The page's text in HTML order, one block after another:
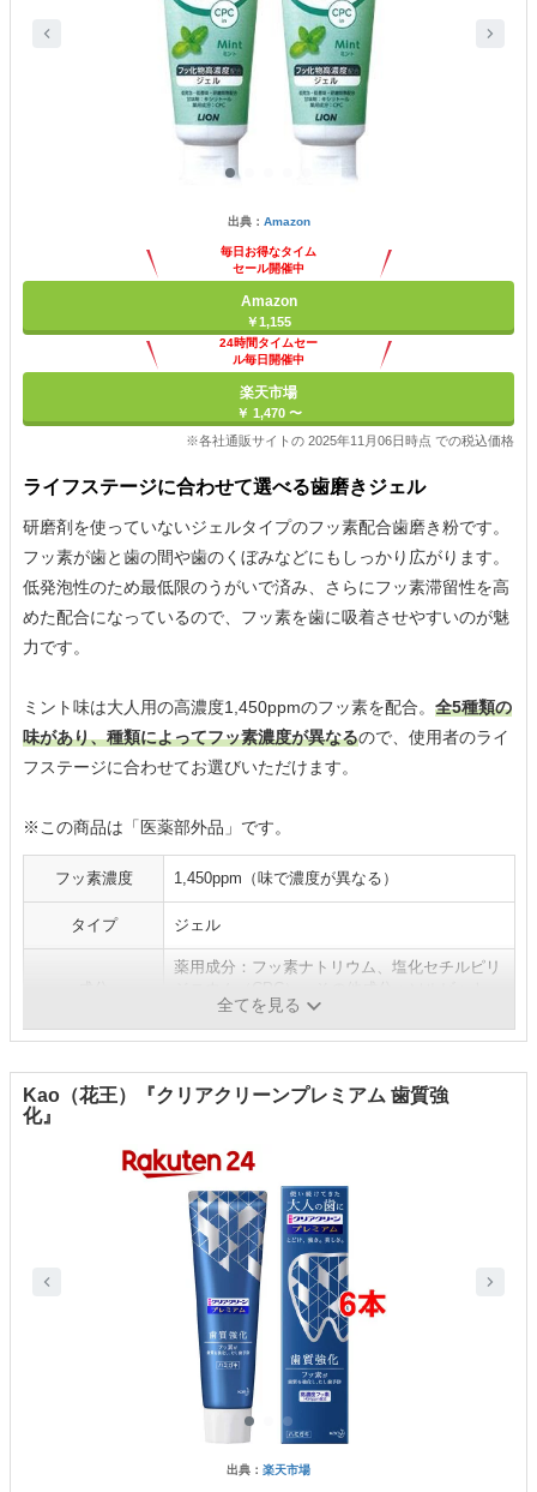
出典： Amazon
毎日お得なタイム
セール開催中
Amazon
￥1,155
24時間タイムセー
ル毎日開催中
楽天市場
￥ 1,470 〜
※各社通販サイトの 2025年11月06日時点 での税込価格
ライフステージに合わせて選べる歯磨きジェル
研磨剤を使っていないジェルタイプのフッ素配合歯磨き粉です。
フッ素が歯と歯の間や歯のくぼみなどにもしっかり広がります。
低発泡性のため最低限のうがいで済み、さらにフッ素滞留性を高
めた配合になっているので、フッ素を歯に吸着させやすいのが魅
力です。
ミント味は大人用の高濃度1,450ppmのフッ素を配合。 全5種類の
味があり、種類によってフッ素濃度が異なるので、使用者のライ
フステージに合わせてお選びいただけます。
※この商品は「医薬部外品」です。
フッ素濃度 1,450ppm（味で濃度が異なる）
タイプ ジェル
薬用成分：フッ素ナトリウム、塩化セチルピリ
液、プロピレングリコール、香料、ほか
全てを見る
Kao（花王）『クリアクリーンプレミアム 歯質強
化』
出典： 楽天市場